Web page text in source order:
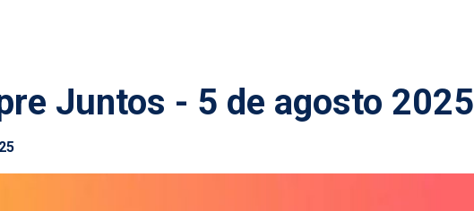
Juntos - 5 de agosto 2025